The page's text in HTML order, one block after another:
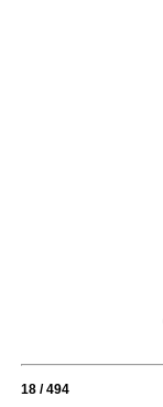
18 / 494